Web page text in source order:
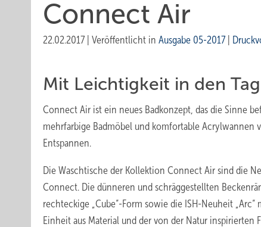
Connect Air
22.02.2017 Veröffentlicht in Ausgabe 05-2017
Mit Leichtigkeit in den Tag
Connect Air ist ein neues Badkonzept, das die Sinne
mehrfarbige Badmöbel und komfortable Acrylwannen
Entspannen.
Die Waschtische der Kollektion Connect Air sind die
Connect. Die dünneren und schräggestellten
rechteckige „Cube“-Form sowie die ISH-Neuheit
Einheit aus Material und der von der Natur